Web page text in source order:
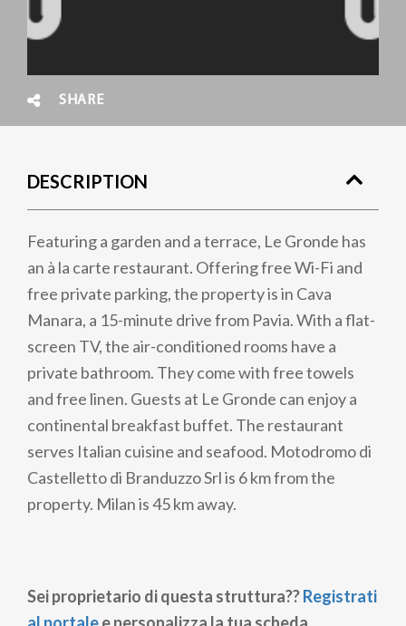
SHARE
DESCRIPTION
Featuring a garden and a terrace, Le Gronde has
an à la carte restaurant. Offering free Wi-Fi and
free private parking, the property is in Cava
Manara, a 15-minute drive from Pavia. With a flat-
screen TV, the air-conditioned rooms have a
private bathroom. They come with free towels
and free linen. Guests at Le Gronde can enjoy a
continental breakfast buffet. The restaurant
serves Italian cuisine and seafood. Motodromo di
Castelletto di Branduzzo Srl is 6 km from the
property. Milan is 45 km away.
Sei proprietario di questa struttura??Registrati
al portalee personalizza la tua scheda